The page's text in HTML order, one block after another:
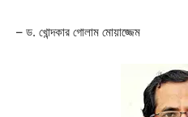
– ড. খোন্দকার গোলাম মোয়াজ্জেম